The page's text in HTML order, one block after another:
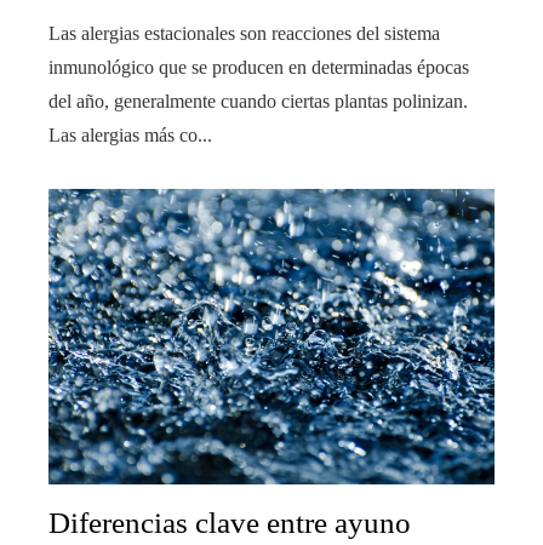
Las alergias estacionales son reacciones del sistema
inmunológico que se producen en determinadas épocas
del año, generalmente cuando ciertas plantas polinizan.
Las alergias más co...
Diferencias clave entre ayuno